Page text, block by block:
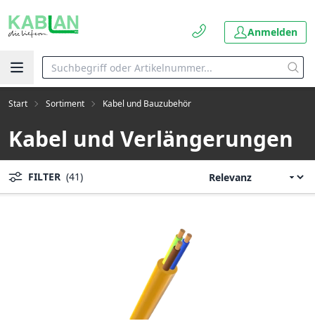
Anmelden
Start Sortiment Kabel und Bauzubehör
Kabel und Verlängerungen
FILTER (41)